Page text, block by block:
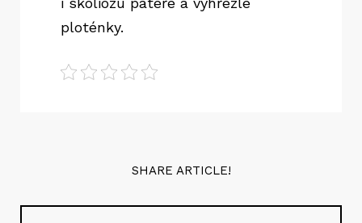
ploténky.
SHARE ARTICLE!